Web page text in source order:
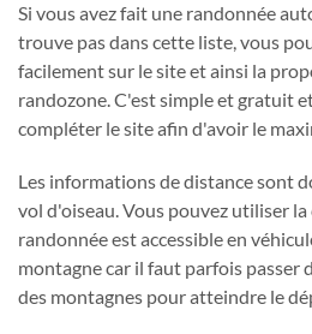
Si vous avez fait une randonnée
trouve pas dans cette liste, vous
facilement sur le site et ainsi la
randozone. C'est simple et gratuit
compléter le site afin d'avoir le
Les informations de distance sont
vol d'oiseau. Vous pouvez utiliser
randonnée est accessible en
montagne car il faut parfois passer
des montagnes pour atteindre le